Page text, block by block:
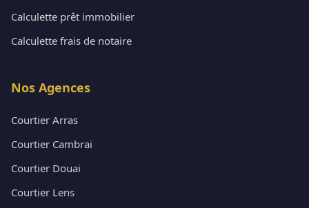
Calculette prêt immobilier
Calculette frais de notaire
Nos Agences
Courtier Arras
Courtier Cambrai
Courtier Douai
Courtier Lens